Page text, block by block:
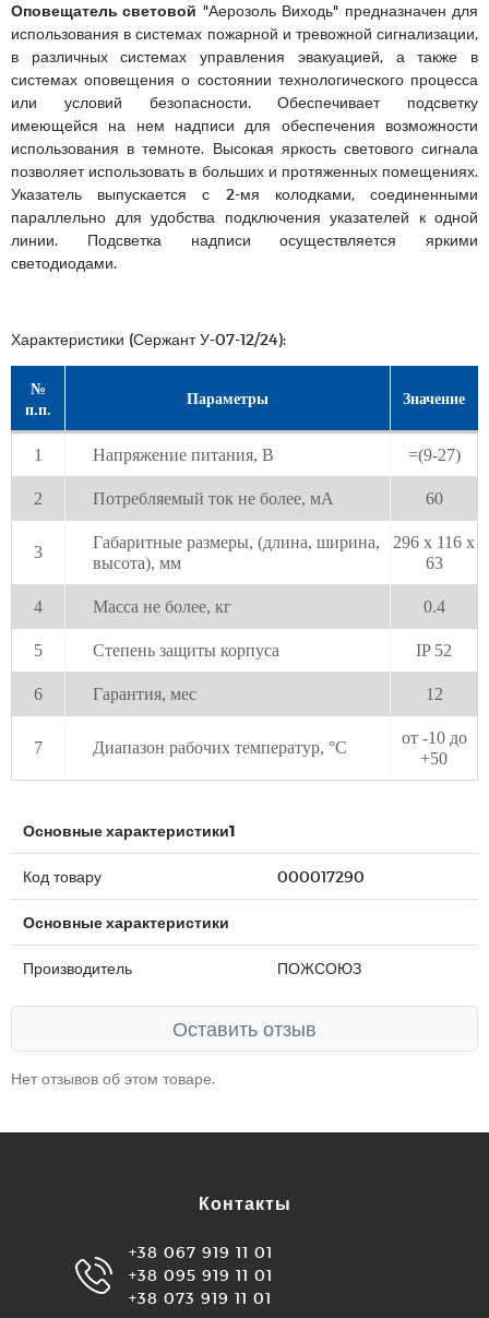
Оповещатель световой "Аерозоль Виходь" предназначен для
использования в системах пожарной и тревожной сигнализации,
в различных системах управления эвакуацией, а также в
системах оповещения о состоянии технологического процесса
или условий безопасности. Обеспечивает подсветку
имеющейся на нем надписи для обеспечения возможности
использования в темноте. Высокая яркость светового сигнала
позволяет использовать в больших и протяженных помещениях.
Указатель выпускается с 2-мя колодками, соединенными
параллельно для удобства подключения указателей к одной
линии. Подсветка надписи осуществляется яркими
светодиодами.
Характеристики (Сержант У-07-12/24):
№
п.п.
Параметры Значение
1 Напряжение питания, В =(9-27)
2 Потребляемый ток не более, мА 60
3
Габаритные размеры, (длина, ширина,
высота), мм
296 х 116 х
63
4 Масса не более, кг 0.4
5 Степень защиты корпуса IP 52
6 Гарантия, мес 12
7 Диапазон рабочих температур, °С
от -10 до
+50
Основные характеристики1
Код товару 000017290
Основные характеристики
Производитель ПОЖСОЮЗ
Оставить отзыв
Нет отзывов об этом товаре.
Контакты
+38 067 919 11 01
+38 095 919 11 01
+38 073 919 11 01